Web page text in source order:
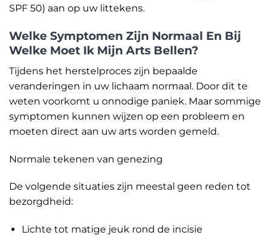
SPF 50) aan op uw littekens.
Welke Symptomen Zijn Normaal En Bij
Welke Moet Ik Mijn Arts Bellen?
Tijdens het herstelproces zijn bepaalde
veranderingen in uw lichaam normaal. Door dit te
weten voorkomt u onnodige paniek. Maar sommige
symptomen kunnen wijzen op een probleem en
moeten direct aan uw arts worden gemeld.
Normale tekenen van genezing
De volgende situaties zijn meestal geen reden tot
bezorgdheid:
Lichte tot matige jeuk rond de incisie